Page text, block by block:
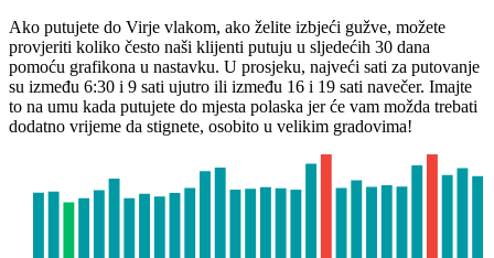
Ako putujete do Virje vlakom, ako želite izbjeći gužve, možete
provjeriti koliko često naši klijenti putuju u sljedećih 30 dana
pomoću grafikona u nastavku. U prosjeku, najveći sati za putovanje
su između 6:30 i 9 sati ujutro ili između 16 i 19 sati navečer. Imajte
to na umu kada putujete do mjesta polaska jer će vam možda trebati
dodatno vrijeme da stignete, osobito u velikim gradovima!